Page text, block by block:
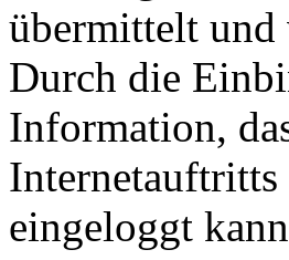
übermittelt und
Durch die
Information,
Internetauftritts
eingeloggt